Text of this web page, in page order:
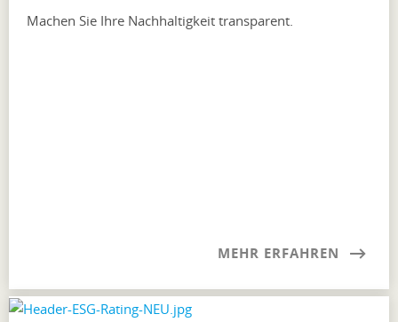
Machen Sie Ihre Nachhaltigkeit transparent.
MEHR ERFAHREN